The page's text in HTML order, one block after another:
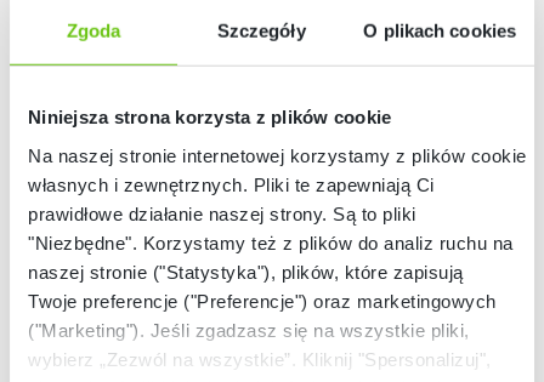
Zgoda Szczegóły O plikach cookies
Niniejsza strona korzysta z plików cookie
Na naszej stronie internetowej korzystamy z plików cookie:
własnych i zewnętrznych. Pliki te zapewniają Ci
prawidłowe działanie naszej strony. Są to pliki
"Niezbędne". Korzystamy też z plików do analiz ruchu na
naszej stronie ("Statystyka"), plików, które zapisują
Twoje preferencje ("Preferencje") oraz marketingowych
("Marketing"). Jeśli zgadzasz się na wszystkie pliki,
wybierz „Zezwól na wszystkie”. Kliknij "Spersonalizuj",
Dostępny
Zestaw płaskich
kluczy, 1 kpl.
Dostępny
Zestaw kluczy
imbusowych, 1 kpl.